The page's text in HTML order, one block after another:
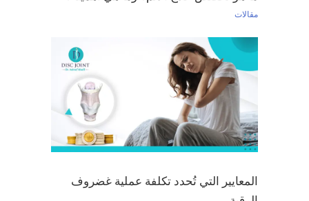
مقالات
المعايير التي تُحدد تكلفة عملية غضروف